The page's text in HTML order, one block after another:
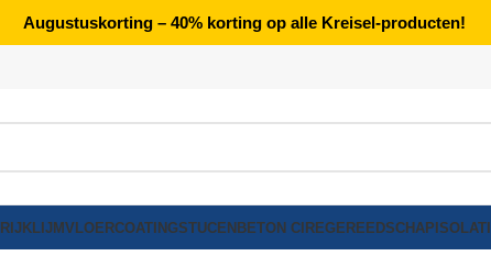
Augustuskorting – 40% korting op alle Kreisel-producten!
LIJMVLOERCOATINGSTUCENBETON CIREGEREEDSCHAP